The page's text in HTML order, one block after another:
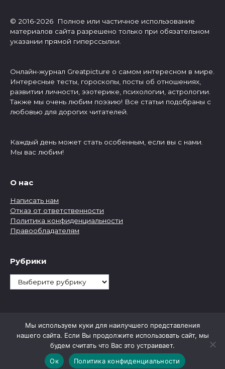
© 2016-2026 Полное или частичное использование
материалов сайта разрешено только при обязательном
указании прямой гиперссылки.
Онлайн-журнал Greatpicture о самом интересном в мире.
Интересные тесты, гороскопы, посты об отношениях,
развитии личности, эзотерике, психологии, астрологии.
Также мы очень любим поэзию! Все статьи подобраны с
любовью для дорогих читателей.
Каждый день может стать особенным, если вы с нами.
Мы вас любим!
О нас
Написать нам
Отказ от ответственности
Политика конфиденциальности
Правообладателям
Рубрики
Рубрики
Мы используем куки для наилучшего представления
нашего сайта. Если Вы продолжите использовать сайт, мы
будем считать что Вас это устраивает.
Ок
Политика конфиденциальности